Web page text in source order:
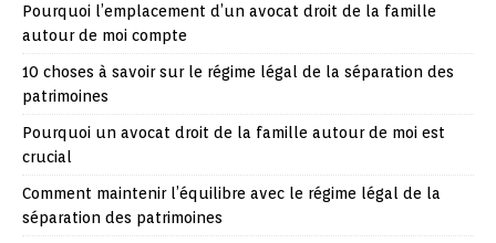
Pourquoi l’emplacement d’un avocat droit de la famille
autour de moi compte
10 choses à savoir sur le régime légal de la séparation des
patrimoines
Pourquoi un avocat droit de la famille autour de moi est
crucial
Comment maintenir l’équilibre avec le régime légal de la
séparation des patrimoines